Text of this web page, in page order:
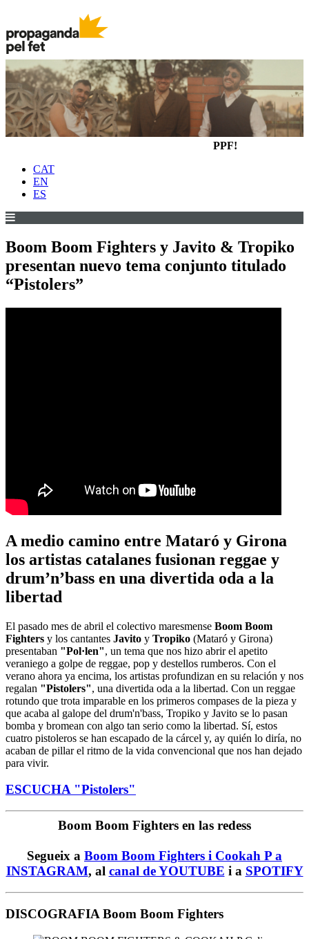
PPF!
CAT
EN
ES
Boom Boom Fighters y Javito & Tropiko
presentan nuevo tema conjunto titulado
“Pistolers”
A medio camino entre Mataró y Girona
los artistas catalanes fusionan reggae y
drum’n’bass en una divertida oda a la
libertad
El pasado mes de abril el colectivo maresmense Boom Boom
Fighters y los cantantes Javito y Tropiko (Mataró y Girona)
presentaban "Pol·len", un tema que nos hizo abrir el apetito
veraniego a golpe de reggae, pop y destellos rumberos. Con el
verano ahora ya encima, los artistas profundizan en su relación y nos
regalan "Pistolers", una divertida oda a la libertad. Con un reggae
rotundo que trota imparable en los primeros compases de la pieza y
que acaba al galope del drum'n'bass, Tropiko y Javito se lo pasan
bomba y bromean con algo tan serio como la libertad. Sí, estos
cuatro pistoleros se han escapado de la cárcel y, ay quién lo diría, no
acaban de pillar el ritmo de la vida convencional que nos han dejado
para vivir.
ESCUCHA "Pistolers"
Boom Boom Fighters en las redess
Segueix a Boom Boom Fighters i Cookah P a
INSTAGRAM, al canal de YOUTUBE i a SPOTIFY
DISCOGRAFIA Boom Boom Fighters